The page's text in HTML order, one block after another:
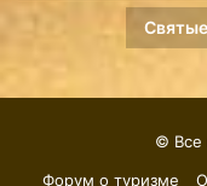
© Все
Форум о туризме